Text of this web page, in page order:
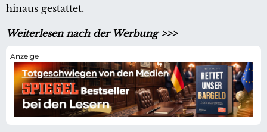
hinaus gestattet.
Weiterlesen nach der Werbung >>>